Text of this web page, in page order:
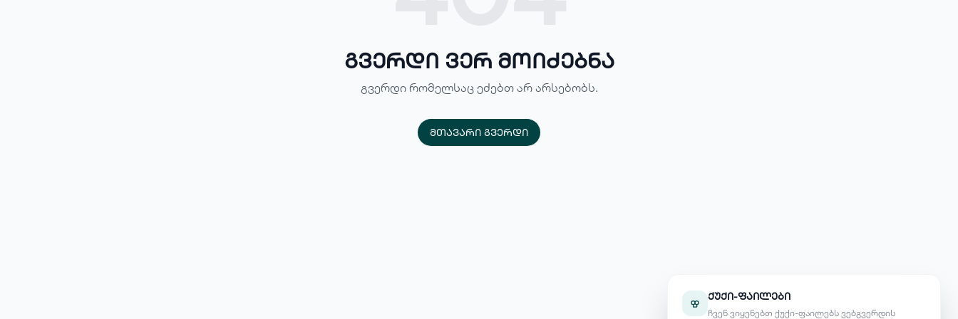
გვერდი ვერ მოიძებნა
გვერდი რომელსაც ეძებთ არ არსებობს.
მთავარი გვერდი
ქუქი-ფაილები
ჩვენ ვიყენებთ ქუქი-ფაილებს ვებგვერდის